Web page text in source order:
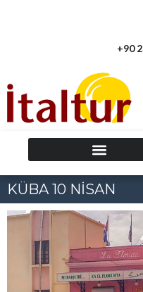
+90
KÜBA 10 NİSAN